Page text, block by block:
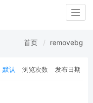
首页 removebg
默认 浏览次数 发布日期